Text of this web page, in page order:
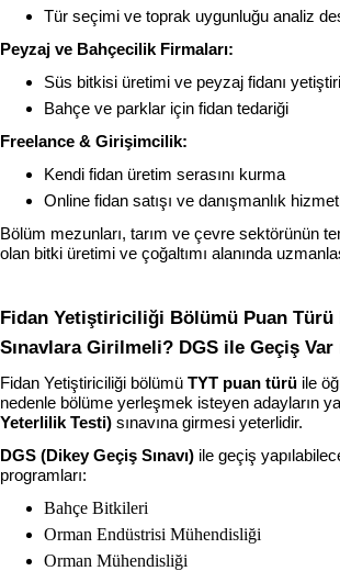
Tür seçimi ve toprak uygunluğu analiz
Peyzaj ve Bahçecilik Firmaları:
Süs bitkisi üretimi ve peyzaj fidanı
Bahçe ve parklar için fidan tedariği
Freelance & Girişimcilik:
Kendi fidan üretim serasını kurma
Online fidan satışı ve danışmanlık
Bölüm mezunları, tarım ve çevre sektörünün
olan bitki üretimi ve çoğaltımı alanında
Fidan Yetiştiriciliği Bölümü Puan Türü
Sınavlara Girilmeli? DGS ile Geçiş Var
Fidan Yetiştiriciliği bölümü TYT puan türü ile
nedenle bölüme yerleşmek isteyen adayların
Yeterlilik Testi) sınavına girmesi yeterlidir.
DGS (Dikey Geçiş Sınavı) ile geçiş
programları:
Bahçe Bitkileri
Orman Endüstrisi Mühendisliği
Orman Mühendisliği